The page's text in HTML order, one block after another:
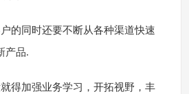
的同时还要不断从各种渠道快速
产品.
得加强业务学习，开拓视野，丰